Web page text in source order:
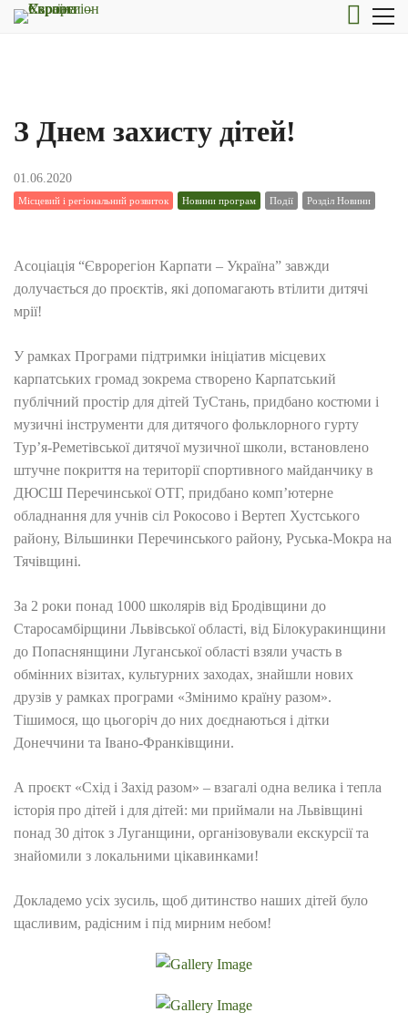
З Днем захисту дітей!
01.06.2020
Місцевий і регіональний розвиток Новини програм Події Розділ Новини
Асоціація “Єврорегіон Карпати – Україна” завжди
долучається до проєктів, які допомагають втілити дитячі
мрії!
У рамках Програми підтримки ініціатив місцевих
карпатських громад зокрема створено Карпатський
публічний простір для дітей ТуСтань, придбано костюми і
музичні інструменти для дитячого фольклорного гурту
Тур’я-Реметівської дитячої музичної школи, встановлено
штучне покриття на території спортивного майданчику в
ДЮСШ Перечинської ОТГ, придбано комп’ютерне
обладнання для учнів сіл Рокосово і Вертеп Хустського
району, Вільшинки Перечинського району, Руська-Мокра на
Тячівщині.
За 2 роки понад 1000 школярів від Бродівщини до
Старосамбірщини Львівської області, від Білокуракинщини
до Попаснянщини Луганської області взяли участь в
обмінних візитах, культурних заходах, знайшли нових
друзів у рамках програми «Змінимо країну разом».
Тішимося, що цьогоріч до них доєднаються і дітки
Донеччини та Івано-Франківщини.
А проєкт «Схід і Захід разом» – взагалі одна велика і тепла
історія про дітей і для дітей: ми приймали на Львівщині
понад 30 діток з Луганщини, організовували екскурсії та
знайомили з локальними цікавинками!
Докладемо усіх зусиль, щоб дитинство наших дітей було
щасливим, радісним і під мирним небом!